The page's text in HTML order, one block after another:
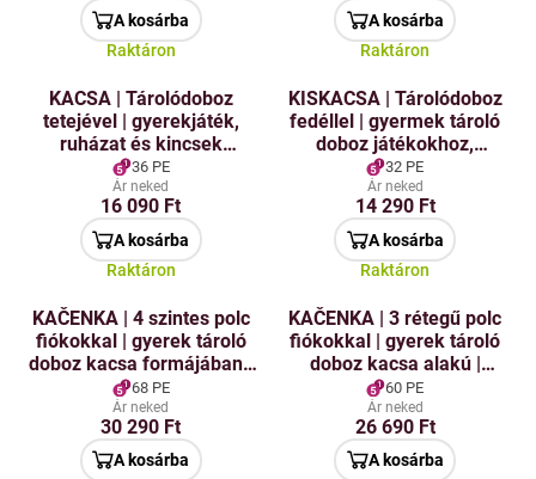
A kosárba
Raktáron
A kosárba
Raktáron
KACSA | Tárolódoboz
tetejével | gyerekjáték,
ruházat és kincsek
tárolására | 50×35×30 cm
36 PE
Ár neked
16 090 Ft
A kosárba
Raktáron
KISKACSA | Tárolódoboz
fedéllel | gyermek tároló
doboz játékokhoz,
ruhákhoz és kincsekhez |
44×31×25 cm
32 PE
Ár neked
14 290 Ft
A kosárba
Raktáron
KAČENKA | 4 szintes polc
fiókokkal | gyerek tároló
doboz kacsa formájában |
magasság 117 cm
68 PE
Ár neked
30 290 Ft
A kosárba
KAČENKA | 3 rétegű polc
fiókokkal | gyerek tároló
doboz kacsa alakú |
magasság 99 cm
60 PE
Ár neked
26 690 Ft
A kosárba